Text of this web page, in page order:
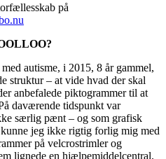
på
autisme, i 2015, 8 år gammel,
struktur – at vide hvad der skal
anbefalede piktogrammer til at
daværende tidspunkt var
særlig pænt – og som grafisk
jeg ikke rigtig forlig mig med
på velcrostrimler og
lignede en hjælpemiddelcentral.